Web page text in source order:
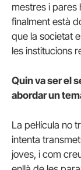
mestres i pares
finalment està
que la societat
les institucions
Quin va ser el
abordar un
La pel·lícula no
intenta
joves, i com